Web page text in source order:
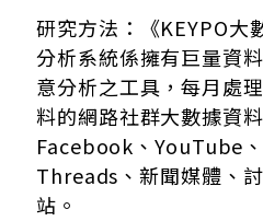
研究方法：《KEYPO大
分析系統係擁有巨量資
意分析之工具，每月處
料的網路社群大數據資
Facebook、YouTube
Threads、新聞媒體、
站。